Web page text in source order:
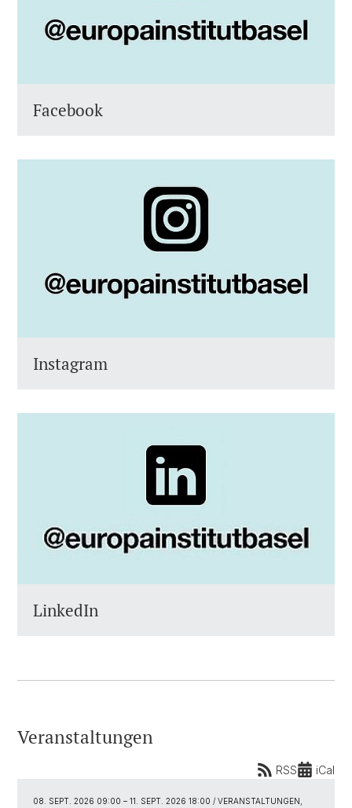
Facebook
Instagram
LinkedIn
Veranstaltungen
RSS iCal
08. SEPT. 2026 09:00 – 11. SEPT. 2026 18:00 / VERANSTALTUNGEN,